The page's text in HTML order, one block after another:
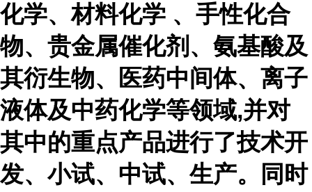
化学、材料化学 、手性化合
物、贵金属催化剂、氨基酸及
其衍生物、医药中间体、离子
液体及中药化学等领域,并对
其中的重点产品进行了技术开
发、小试、中试、生产。同时